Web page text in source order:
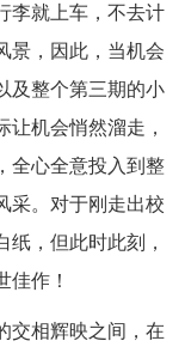
李就上车，不去计
景，因此，当机会
及整个第三期的小
机会悄然溜走，
全心全意投入到整
采。对于刚走出校
纸，但此时此刻，
佳作！
交相辉映之间，在